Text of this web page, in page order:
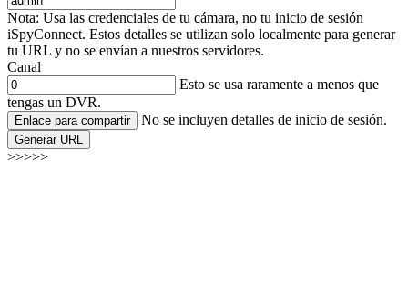
Nota: Usa las credenciales de tu cámara, no tu inicio de sesión
iSpyConnect. Estos detalles se utilizan solo localmente para generar
tu URL y no se envían a nuestros servidores.
Canal
Esto se usa raramente a menos que
tengas un DVR.
Enlace para compartir No se incluyen detalles de inicio de sesión.
Generar URL
>>>>>